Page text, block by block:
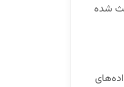
شده